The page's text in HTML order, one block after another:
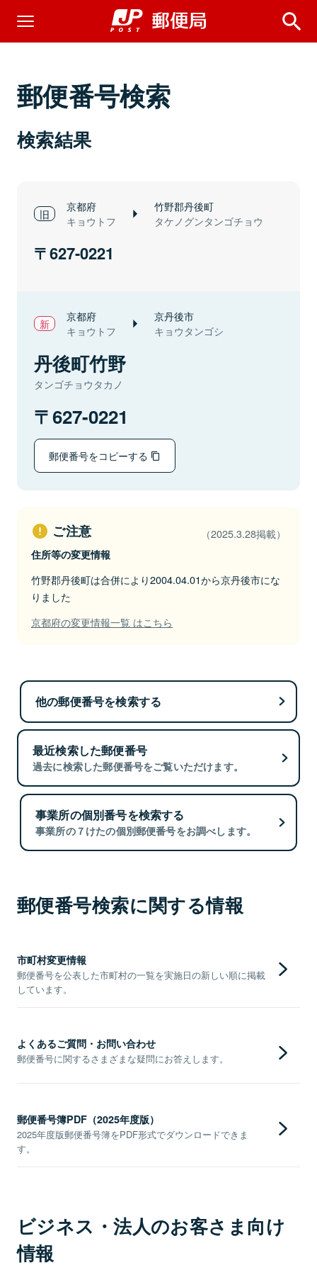
郵便番号検索
検索結果
京都府
キョウトフ
竹野郡丹後町
タケノグンタンゴチョウ
627-0221
京都府
キョウトフ
京丹後市
キョウタンゴシ
丹後町竹野
タンゴチョウタカノ
627-0221
郵便番号をコピーする
ご注意 （2025.3.28掲載）
住所等の変更情報
竹野郡丹後町は合併により2004.04.01から京丹後市にな
りました
京都府の変更情報一覧 はこちら
他の郵便番号を検索する
最近検索した郵便番号
過去に検索した郵便番号をご覧いただけます。
事業所の個別番号を検索する
事業所の７けたの個別郵便番号をお調べします。
郵便番号検索に関する情報
市町村変更情報
郵便番号を公表した市町村の一覧を実施日の新しい順に掲載
しています。
よくあるご質問・お問い合わせ
郵便番号に関するさまざまな疑問にお答えします。
郵便番号簿PDF（2025年度版）
2025年度版郵便番号簿をPDF形式でダウンロードできま
す。
ビジネス・法人のお客さま向け
情報